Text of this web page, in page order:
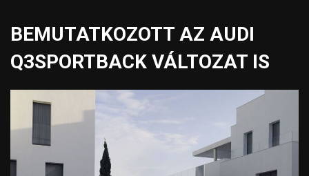
BEMUTATKOZOTT AZ AUDI
Q3SPORTBACK VÁLTOZAT IS